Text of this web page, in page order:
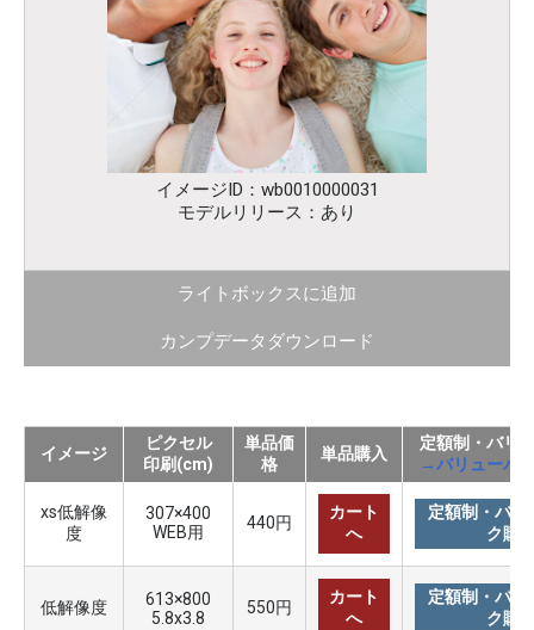
イメージID：wb0010000031
モデルリリース：あり
ライトボックスに追加
カンプデータダウンロード
イメージ
ピクセル
印刷(cm)
単品価
格
単品購入
定額制・バリ
→バリューパ
xs低解像
度
307×400
WEB用
440円
カート
へ
定額制・バリ
ク購
低解像度
613×800
5.8x3.8
550円
カート
へ
定額制・バリ
ク購